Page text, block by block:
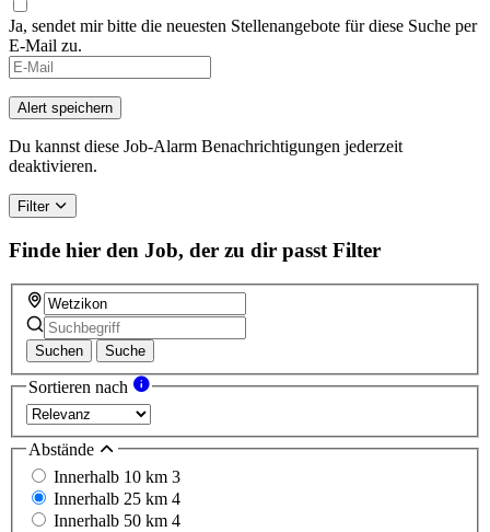
Ja, sendet mir bitte die neuesten Stellenangebote für diese Suche per
E-Mail zu.
If
you
are
a
human,
ignore
field
Alert speichern
Du kannst diese Job-Alarm Benachrichtigungen jederzeit
deaktivieren.
Filter
Finde hier den Job, der zu dir passt Filter
Suchen Suche
Sortieren nach
Abstände
Innerhalb 10 km 3
Innerhalb 25 km 4
Innerhalb 50 km 4